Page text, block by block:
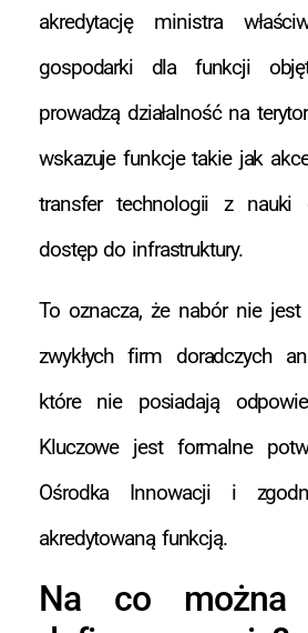
akredytację ministra
gospodarki dla funkcji
prowadzą działalność na
wskazuje funkcje takie jak
transfer technologii z nauki
dostęp do infrastruktury.
To oznacza, że nabór nie jest
zwykłych firm doradczych
które nie posiadają
Kluczowe jest formalne
Ośrodka Innowacji i
akredytowaną funkcją.
Na co można